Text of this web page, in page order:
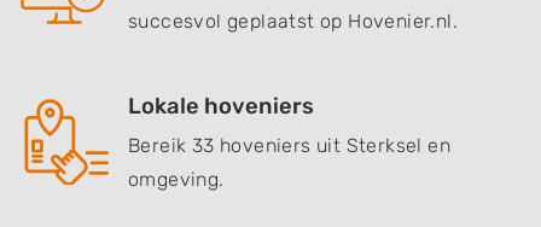
succesvol geplaatst op Hovenier.nl.
Lokale hoveniers
Bereik 33 hoveniers uit Sterksel en
omgeving.